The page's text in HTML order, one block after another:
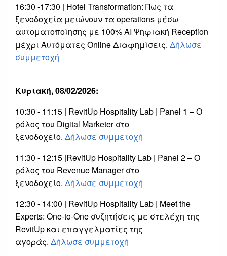
16:30 -17:30 | Hotel Transformation: Πως τα
ξενοδοχεία μειώνουν τα operations μέσω
αυτοματοποίησης με 100% AI Ψηφιακή Reception
μέχρι Αυτόματες Online Διαφημίσεις. Δήλωσε
συμμετοχή
Κυριακή, 08/02/2026:
10:30 - 11:15 | RevitUp Hospitality Lab | Panel 1 – Ο
ρόλος του Digital Marketer στο
ξενοδοχείο. Δήλωσε συμμετοχή
11:30 - 12:15 |RevitUp Hospitality Lab | Panel 2 – Ο
ρόλος του Revenue Manager στο
ξενοδοχείο. Δήλωσε συμμετοχή
12:30 - 14:00 | RevitUp Hospitality Lab | Meet the
Experts: One-to-One συζητήσεις με στελέχη της
RevitUp και επαγγελματίες της
αγοράς. Δήλωσε συμμετοχή